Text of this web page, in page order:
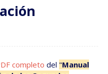
completo del "Manual